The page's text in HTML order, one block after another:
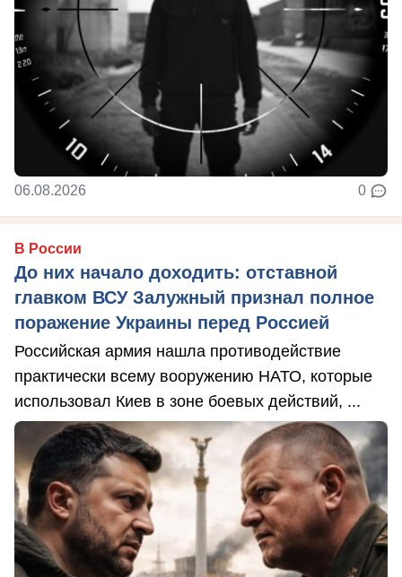
06.08.2026 0
В России
До них начало доходить: отставной
главком ВСУ Залужный признал полное
поражение Украины перед Россией
Российская армия нашла противодействие
практически всему вооружению НАТО, которые
использовал Киев в зоне боевых действий, ...